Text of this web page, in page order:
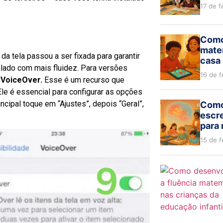
tela passou a ser fixada para garantir
com mais fluidez. Para versões
VoiceOver. Esse é um recurso que
é essencial para configurar as opções
toque em “Ajustes”, depois “Geral”,
17 de
casa
16 de
para
15 de